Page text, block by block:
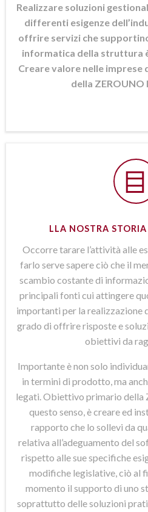
Realizzare soluzioni
differenti esigenze
offrire servizi che
informatica della struttura
Creare valore nelle imprese
della
LLA NOSTRA
Occorre tarare l’attività alle
farlo serve sapere ciò che il
scambio costante di
principali fonti cui attingere
importanti per la realizzazione
grado di offrire risposte e
obiettivi da
Importante è non solo
in termini di prodotto, ma
legati. Obiettivo primario della
questo senso, è creare ed
rapporto che lo sollevi da
relativa all’adeguamento del
rispetto alle sue specifiche
modifiche legislative, ciò al
momento il supporto di uno
soprattutto delle soluzioni